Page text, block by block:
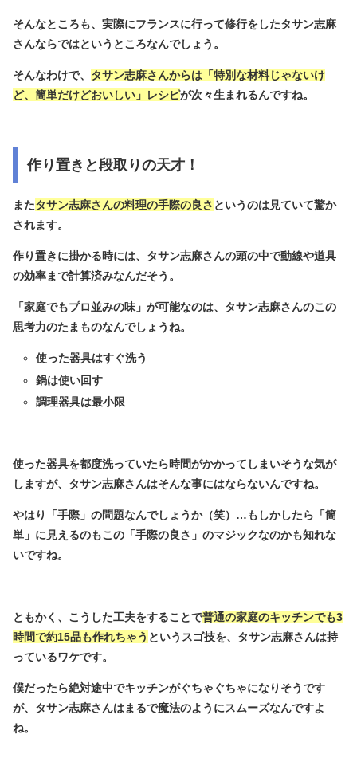
そんなところも、実際にフランスに行って修行をしたタサン志麻
さんならではというところなんでしょう。
そんなわけで、 タサン志麻さんからは「特別な材料じゃないけ
ど、簡単だけどおいしい」レシピが次々生まれるんですね。
作り置きと段取りの天才！
またタサン志麻さんの料理の手際の良さ というのは見ていて驚か
されます。
作り置きに掛かる時には、タサン志麻さんの頭の中で動線や道具
の効率まで計算済みなんだそう。
「家庭でもプロ並みの味」が可能なのは、タサン志麻さんのこの
思考力のたまものなんでしょうね。
使った器具はすぐ洗う
鍋は使い回す
調理器具は最小限
使った器具を都度洗っていたら時間がかかってしまいそうな気が
しますが、タサン志麻さんはそんな事にはならないんですね。
やはり「手際」の問題なんでしょうか（笑）…もしかしたら「簡
単」に見えるのもこの「手際の良さ」のマジックなのかも知れな
いですね。
ともかく、こうした工夫をすることで普通の家庭のキッチンでも3
時間で約15品も作れちゃう というスゴ技を、タサン志麻さんは持
っているワケです。
僕だったら絶対途中でキッチンがぐちゃぐちゃになりそうです
が、タサン志麻さんはまるで魔法のようにスムーズなんですよ
ね。